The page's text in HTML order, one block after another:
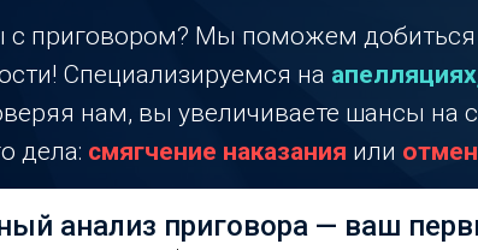
с приговором? Мы поможем добиться
Специализируемся на
нам, вы увеличиваете шансы на
дела: смягчение наказания или
анализ приговора — ваш